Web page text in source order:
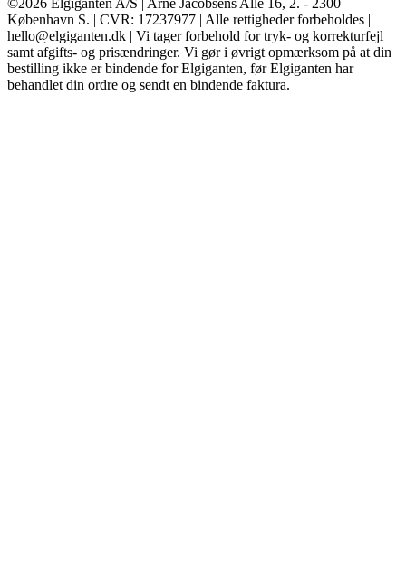
København S. | CVR: 17237977 | Alle rettigheder forbeholdes |
hello@elgiganten.dk | Vi tager forbehold for tryk- og korrekturfejl
samt afgifts- og prisændringer. Vi gør i øvrigt opmærksom på at din
bestilling ikke er bindende for Elgiganten, før Elgiganten har
behandlet din ordre og sendt en bindende faktura.